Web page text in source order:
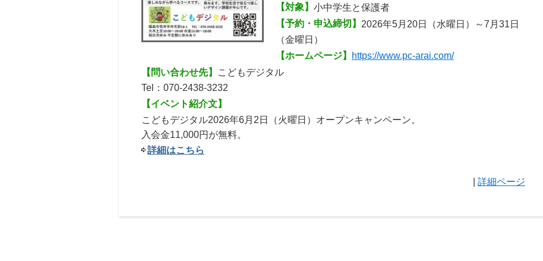
【対象】 小中学生と保護者
【予約・申込締切】 2026年5月20日（水曜日）～7月31日
（金曜日）
【ホームページ】
https://www.pc-arai.com/
【問い合わせ先】
こどもデジタル
Tel：070-2438-3232
【イベント紹介文】
こどもデジタル2026年6月2日（火曜日）オープンキャンペーン。
入会金11,000円が無料。
詳細はこちら
詳細ページ